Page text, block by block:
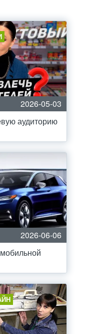
2026-05-03
аудиторию
2026-06-06